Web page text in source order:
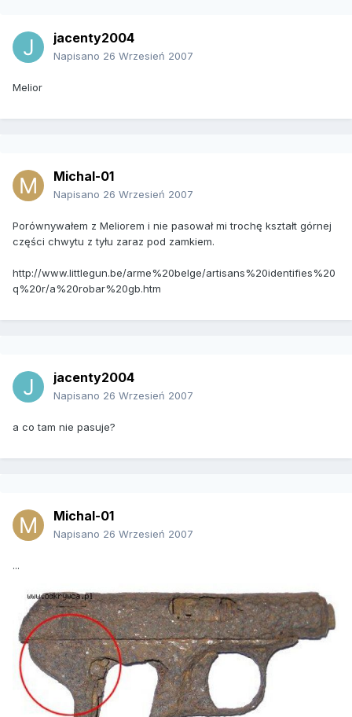
jacenty2004
Napisano 26 Wrzesień 2007
Melior
Michal-01
Napisano 26 Wrzesień 2007
Porównywałem z Meliorem i nie pasował mi trochę kształt górnej
części chwytu z tyłu zaraz pod zamkiem.
http://www.littlegun.be/arme%20belge/artisans%20identifies%20
q%20r/a%20robar%20gb.htm
jacenty2004
Napisano 26 Wrzesień 2007
a co tam nie pasuje?
Michal-01
Napisano 26 Wrzesień 2007
...